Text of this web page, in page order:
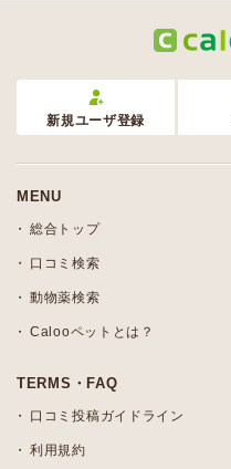
新規ユーザ登録
MENU
総合トップ
口コミ検索
動物薬検索
Calooペットとは？
TERMS・FAQ
口コミ投稿ガイドライン
利用規約